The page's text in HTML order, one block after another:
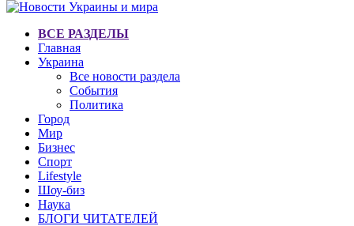
ВСЕ РАЗДЕЛЫ
Главная
Украина
Все новости раздела
События
Политика
Город
Мир
Бизнес
Спорт
Lifestyle
Шоу-биз
Наука
БЛОГИ ЧИТАТЕЛЕЙ